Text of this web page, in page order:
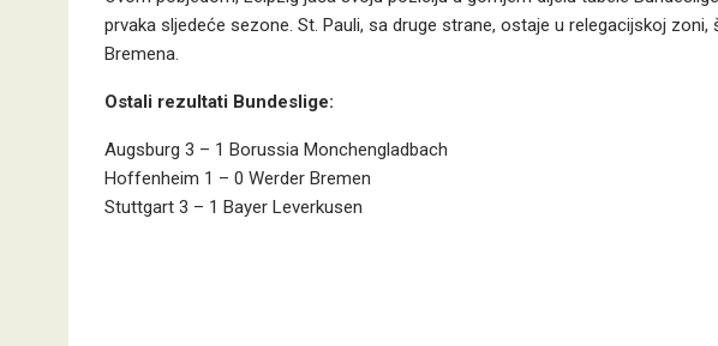
prvaka sljedeće sezone. St. Pauli, sa druge strane, ostaje u relegacijskoj zoni,
Bremena.
Ostali rezultati Bundeslige:
Augsburg 3 – 1 Borussia Monchengladbach
Hoffenheim 1 – 0 Werder Bremen
Stuttgart 3 – 1 Bayer Leverkusen